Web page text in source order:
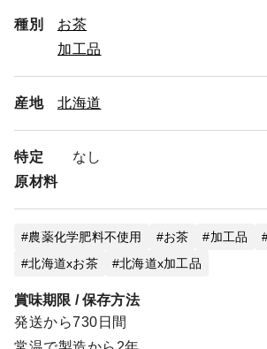
種別
お茶
加工品
産地 北海道
特定
原材料
なし
農薬化学肥料不使用 お茶 加工品
北海道xお茶
北海道x加工品
賞味期限 / 保存方法
発送から730日間